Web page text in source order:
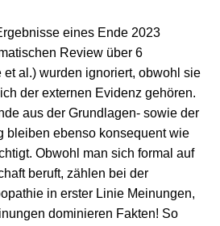
eines Ende 2023
Review über 6
et al.) wurden ignoriert, obwohl sie
der externen Evidenz gehören.
aus der Grundlagen- sowie der
bleiben ebenso konsequent wie
Obwohl man sich formal auf
beruft, zählen bei der
in erster Linie Meinungen,
dominieren Fakten! So